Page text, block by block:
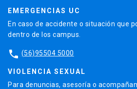
EMERGENCIAS UC
En caso de accidente o situación que
dentro de los campus.
phone (56)95504 5000
VIOLENCIA SEXUAL
Para denuncias, asesoría o